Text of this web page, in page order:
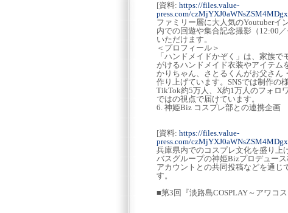
[資料: https://files.value-
press.com/
ファミリー層に大人気のYoutuberイ
内での回遊や集合記念撮影（12:00
いただけます。
＜プロフィール＞
「ハンドメイドかぞく」は、家族
がけるハンドメイド衣装やアイテム
かりちゃん、さとるくんがお父さん
作り上げています。SNSでは制作の
TikTok約5万人、X約1万人のフォロ
ではの視点で届けています。
6. 神姫Biz コスプレ部との連携企画
[資料: https://files.value-
press.com/
兵庫県内でのコスプレ文化を盛り上
バスグループの神姫Bizプロデュー
アカウントとの共同投稿などを通じ
す。
■第3回『淡路島COSPLAY～アワコ